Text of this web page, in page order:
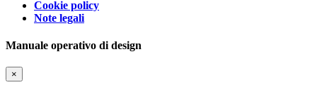
Cookie policy
Note legali
Manuale operativo di design
×